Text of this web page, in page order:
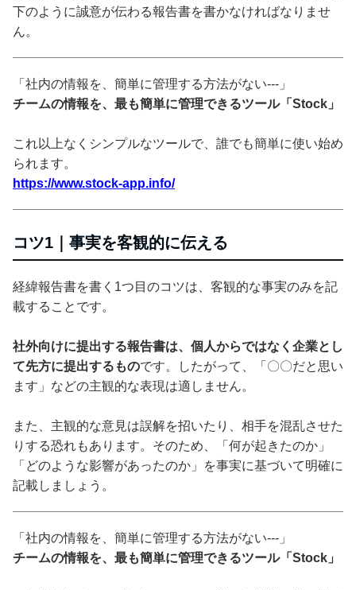
下のように誠意が伝わる報告書を書かなければなりませ
ん。
「社内の情報を、簡単に管理する方法がない---」
チームの情報を、最も簡単に管理できるツール「Stock」
これ以上なくシンプルなツールで、誰でも簡単に使い始め
られます。
https://www.stock-app.info/
コツ1｜事実を客観的に伝える
経緯報告書を書く1つ目のコツは、客観的な事実のみを記
載することです。
社外向けに提出する報告書は、個人からではなく企業とし
て先方に提出するものです。したがって、「〇〇だと思い
ます」などの主観的な表現は適しません。
また、主観的な意見は誤解を招いたり、相手を混乱させた
りする恐れもあります。そのため、「何が起きたのか」
「どのような影響があったのか」を事実に基づいて明確に
記載しましょう。
「社内の情報を、簡単に管理する方法がない---」
チームの情報を、最も簡単に管理できるツール「Stock」